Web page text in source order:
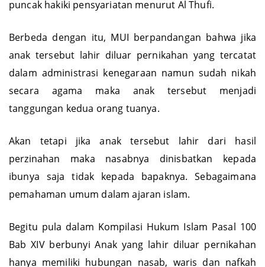
puncak hakiki pensyariatan menurut Al Thufi.
Berbeda dengan itu, MUI berpandangan bahwa jika
anak tersebut lahir diluar pernikahan yang tercatat
dalam administrasi kenegaraan namun sudah nikah
secara agama maka anak tersebut menjadi
tanggungan kedua orang tuanya.
Akan tetapi jika anak tersebut lahir dari hasil
perzinahan maka nasabnya dinisbatkan kepada
ibunya saja tidak kepada bapaknya. Sebagaimana
pemahaman umum dalam ajaran islam.
Begitu pula dalam Kompilasi Hukum Islam Pasal 100
Bab XIV berbunyi Anak yang lahir diluar pernikahan
hanya memiliki hubungan nasab, waris dan nafkah